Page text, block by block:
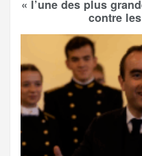
« l’une des plus
contre